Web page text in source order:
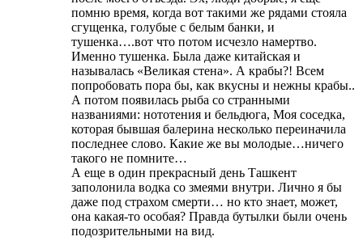
помню время, когда вот такими же рядами стояла
сгущенка, голубые с белым банки, и
тушенка….вот что потом исчезло намертво.
Именно тушенка. Была даже китайская и
называлась «Великая стена». А крабы?! Всем
попробовать пора бы, как вкусны и нежны крабы..
А потом появилась рыба со странными
названиями: нототения и бельдюга, Моя соседка,
которая бывшая балерина несколько переиначила
последнее слово. Какие же вы молодые…ничего
такого не помните…
А еще в один прекрасный день Ташкент
заполонила водка со змеями внутри. Лично я бы
даже под страхом смерти… но кто знает, может,
она какая-то особая? Правда бутылки были очень
подозрительными на вид.